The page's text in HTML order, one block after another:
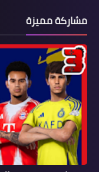
مشاركة مميزة